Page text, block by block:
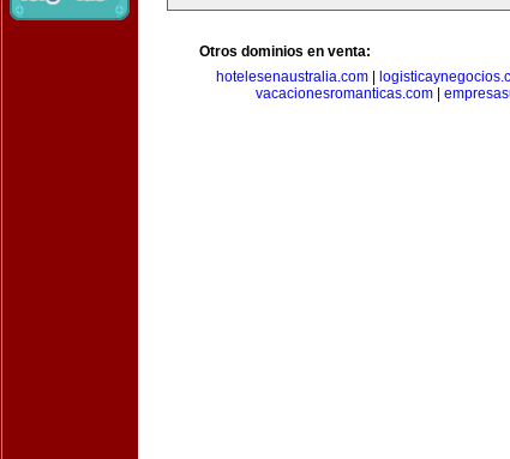
Otros dominios en venta:
hotelesenaustralia.com|
vacacionesromanticas.com